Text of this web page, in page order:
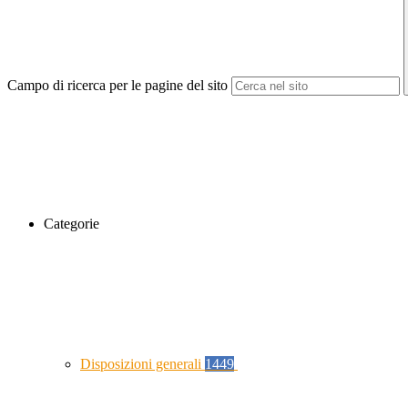
Campo di ricerca per le pagine del sito
Categorie
Disposizioni generali 1449